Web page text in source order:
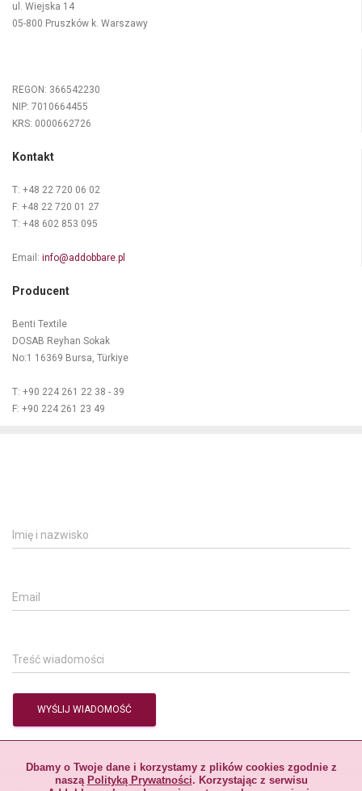
Dbamy o Twoje dane i korzystamy z plików cookies zgodnie z
naszą Polityką Prywatności. Korzystając z serwisu
ul. Wiejska 14
05-800 Pruszków k. Warszawy
REGON: 366542230
NIP: 7010664455
KRS: 0000662726
Kontakt
T: +48 22 720 06 02
F: +48 22 720 01 27
T: +48 602 853 095
Email: info@addobbare.pl
Producent
Benti Textile
DOSAB Reyhan Sokak
No:1 16369 Bursa, Türkiye
T: +90 224 261 22 38 - 39
F: +90 224 261 23 49